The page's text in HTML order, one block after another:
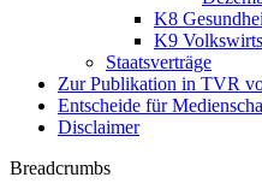
K8
K9
Staatsverträge
Zur Publikation in TVR
Entscheide für
Disclaimer
Breadcrumbs